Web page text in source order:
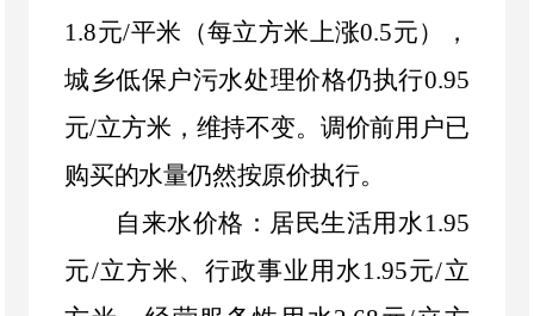
1.8元/平米 （每立方米上涨0.5元），
城乡低保户污水处理价格仍执行0.95
元/立方米，维持不变。调价前用户已
购买的水量仍然按原价执行。
自来水价格：居民生活用水1.95
元/立方米、行政事业用水1.95元/立